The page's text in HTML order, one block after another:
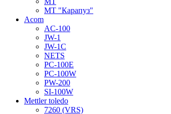
МТ "Карапуз"
Acom
AC-100
JW-1
JW-1C
NETS
PC-100E
PC-100W
PW-200
SI-100W
Mettler toledo
7260 (VRS)